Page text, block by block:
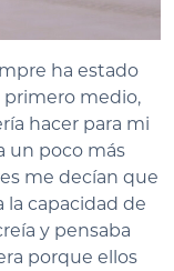
ha estado
primero medio,
hacer para mi
un poco más
me decían que
capacidad de
y pensaba
porque ellos